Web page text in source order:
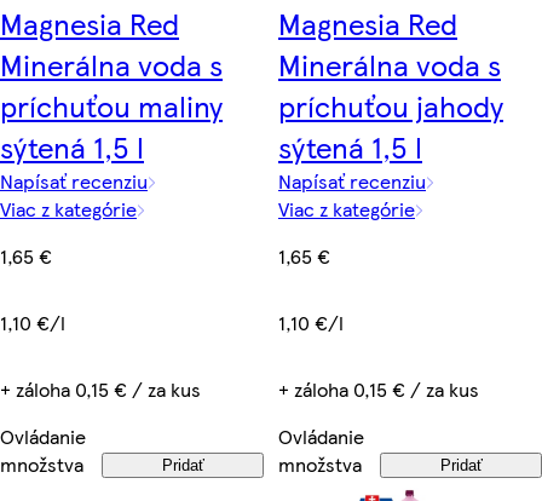
Magnesia Red
Minerálna voda s
príchuťou maliny
sýtená 1,5 l
Napísať recenziu
Viac z kategórie
1,65 €
1,10 €/l
+ záloha 0,15 € / za kus
Ovládanie
množstva
Pridať
Magnesia Red
Minerálna voda s
príchuťou jahody
sýtená 1,5 l
Napísať recenziu
Viac z kategórie
1,65 €
1,10 €/l
+ záloha 0,15 € / za kus
Ovládanie
množstva
Pridať